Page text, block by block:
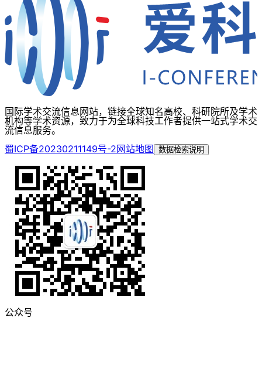
国际学术交流信息网站，链接全球知名高校、科研院所及学术
机构等学术资源，致力于为全球科技工作者提供一站式学术交
流信息服务。
蜀ICP备20230211149号-2网站地图 数据检索说明
公众号